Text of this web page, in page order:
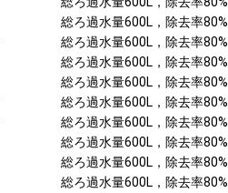
総ろ過水量600L，除去率80%
総ろ過水量600L，除去率80%
総ろ過水量600L，除去率80%
総ろ過水量600L，除去率80%
総ろ過水量600L，除去率80%
総ろ過水量600L，除去率80%
総ろ過水量600L，除去率80%
総ろ過水量600L，除去率80%
総ろ過水量600L，除去率80%